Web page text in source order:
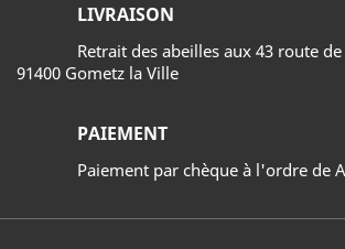
LIVRAISON
Retrait des abeilles aux 43 route
91400 Gometz la Ville
PAIEMENT
Paiement par chèque à l'ordre de